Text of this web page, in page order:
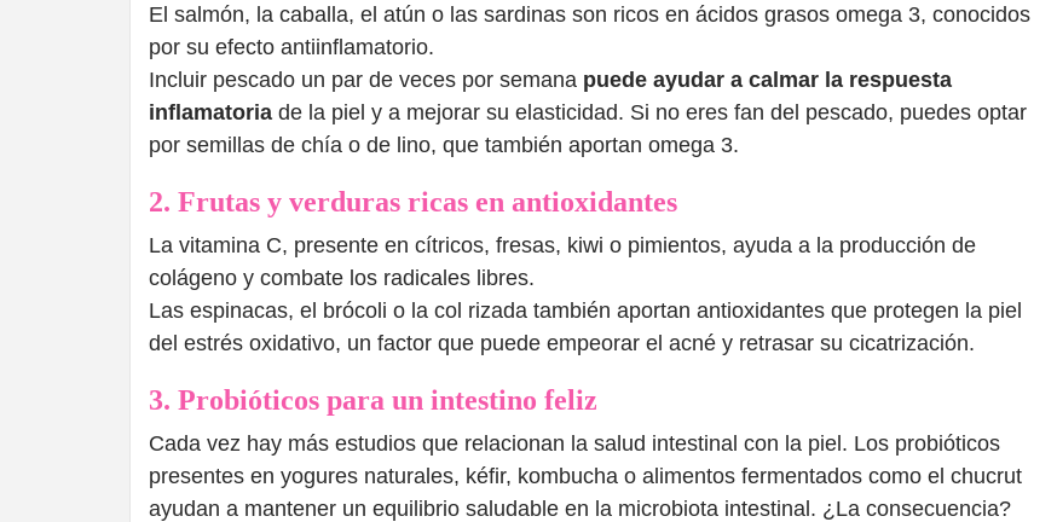
El salmón, la caballa, el atún o las sardinas son ricos en ácidos grasos omega 3, conocidos
por su efecto antiinflamatorio.
Incluir pescado un par de veces por semana puede ayudar a calmar la respuesta
inflamatoria de la piel y a mejorar su elasticidad. Si no eres fan del pescado, puedes optar
por semillas de chía o de lino, que también aportan omega 3.
2. Frutas y verduras ricas en antioxidantes
La vitamina C, presente en cítricos, fresas, kiwi o pimientos, ayuda a la producción de
colágeno y combate los radicales libres.
Las espinacas, el brócoli o la col rizada también aportan antioxidantes que protegen la piel
del estrés oxidativo, un factor que puede empeorar el acné y retrasar su cicatrización.
3. Probióticos para un intestino feliz
Cada vez hay más estudios que relacionan la salud intestinal con la piel. Los probióticos
presentes en yogures naturales, kéfir, kombucha o alimentos fermentados como el chucrut
ayudan a mantener un equilibrio saludable en la microbiota intestinal. ¿La consecuencia?